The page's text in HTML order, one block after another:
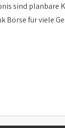
sind
für viele